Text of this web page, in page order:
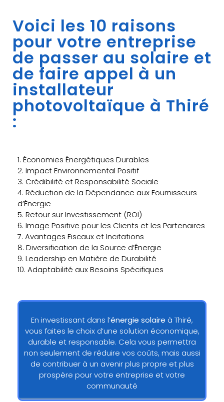
Voici les 10 raisons
pour votre entreprise
de passer au solaire et
de faire appel à un
installateur
photovoltaïque à Thiré
:
1. Économies Énergétiques Durables
2. Impact Environnemental Positif
3. Crédibilité et Responsabilité Sociale
4. Réduction de la Dépendance aux Fournisseurs
d’Énergie
5. Retour sur Investissement (ROI)
6. Image Positive pour les Clients et les Partenaires
7. Avantages Fiscaux et Incitations
8. Diversification de la Source d’Énergie
9. Leadership en Matière de Durabilité
10. Adaptabilité aux Besoins Spécifiques
En investissant dans l’énergie solaire à Thiré,
vous faites le choix d’une solution économique,
durable et responsable. Cela vous permettra
non seulement de réduire vos coûts, mais aussi
de contribuer à un avenir plus propre et plus
prospère pour votre entreprise et votre
communauté